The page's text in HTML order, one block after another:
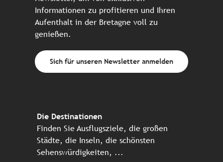
Informationen zu profitieren und Ihren
Aufenthalt in der Bretagne voll zu
genießen.
Sich für unseren Newsletter anmelden
Die Destinationen
Finden Sie Ausflugsziele, die großen
Städte, die Inseln, die schönsten
Sehenswürdigkeiten, ...